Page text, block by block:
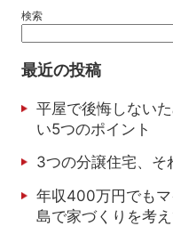
検索
最近の投稿
平屋で後悔しない
い5つのポイント
3つの分譲住宅、そ
年収400万円でも
島で家づくりを考